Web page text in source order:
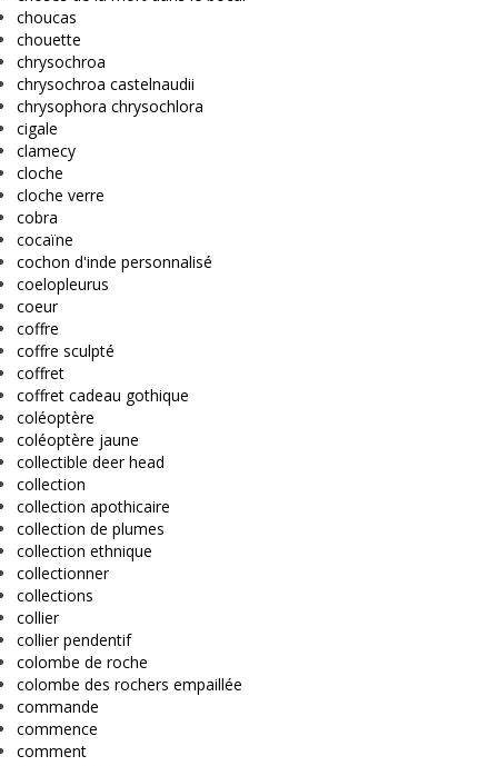
choucas
chouette
chrysochroa
chrysochroa castelnaudii
chrysophora chrysochlora
cigale
clamecy
cloche
cloche verre
cobra
cocaïne
cochon d'inde personnalisé
coelopleurus
coeur
coffre
coffre sculpté
coffret
coffret cadeau gothique
coléoptère
coléoptère jaune
collectible deer head
collection
collection apothicaire
collection de plumes
collection ethnique
collectionner
collections
collier
collier pendentif
colombe de roche
colombe des rochers empaillée
commande
commence
comment